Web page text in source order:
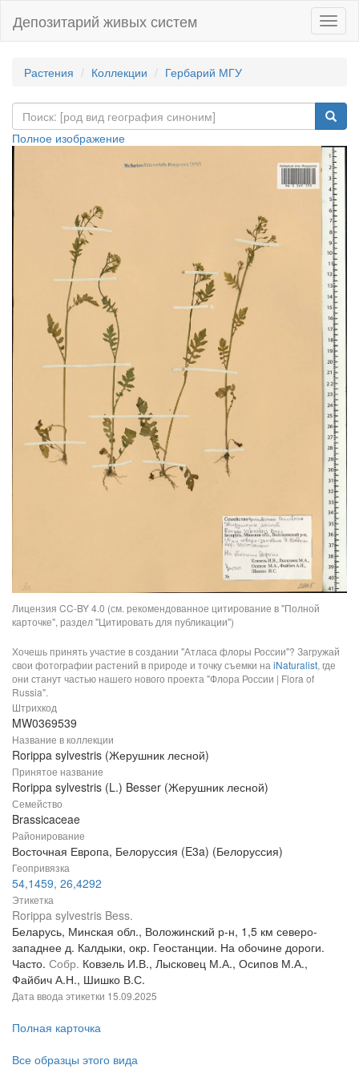
Депозитарий живых систем
Растения Коллекции Гербарий МГУ
Полное изображение
Лицензия CC-BY 4.0 (см. рекомендованное цитирование в "Полной
карточке", раздел "Цитировать для публикации")
Хочешь принять участие в создании "Атласа флоры России"? Загружай
свои фотографии растений в природе и точку съемки на iNaturalist, где
они станут частью нашего нового проекта "Флора России | Flora of
Russia".
Штрихкод
MW0369539
Название в коллекции
Rorippa sylvestris (Жерушник лесной)
Принятое название
Rorippa sylvestris (L.) Besser (Жерушник лесной)
Семейство
Brassicaceae
Районирование
Восточная Европа, Белоруссия (E3a) (Белоруссия)
Геопривязка
54,1459, 26,4292
Этикетка
Rorippa sylvestris Bess.
Беларусь, Минская обл., Воложинский р-н, 1,5 км северо-
западнее д. Калдыки, окр. Геостанции. На обочине дороги.
Часто. Собр. Ковзель И.В., Лысковец М.А., Осипов М.А.,
Файбич А.Н., Шишко В.С.
Дата ввода этикетки 15.09.2025
Полная карточка
Все образцы этого вида